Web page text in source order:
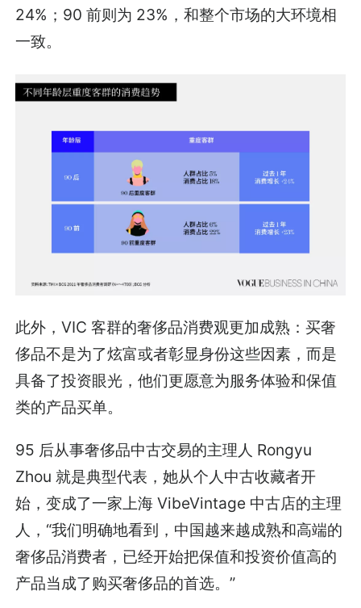
24%；90 前则为 23%，和整个市场的大环境相
一致。
此外，VIC 客群的奢侈品消费观更加成熟：买奢
侈品不是为了炫富或者彰显身份这些因素，而是
具备了投资眼光，他们更愿意为服务体验和保值
类的产品买单。
95 后从事奢侈品中古交易的主理人 Rongyu
Zhou 就是典型代表，她从个人中古收藏者开
始，变成了一家上海 VibeVintage 中古店的主理
人，“我们明确地看到，中国越来越成熟和高端的
奢侈品消费者，已经开始把保值和投资价值高的
产品当成了购买奢侈品的首选。”